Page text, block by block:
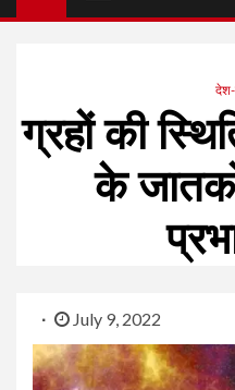
देश-
ग्रहों की
के
July 9, 2022